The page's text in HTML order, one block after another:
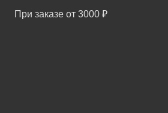
При заказе от 3000 ₽